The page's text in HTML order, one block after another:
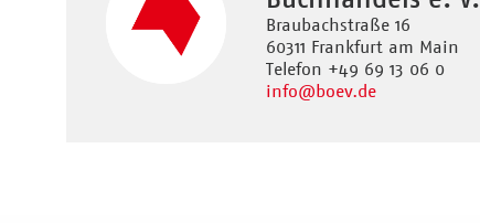
Braubachstraße 16
60311 Frankfurt am Main
Telefon +49 69 13 06 0
info@boev.de